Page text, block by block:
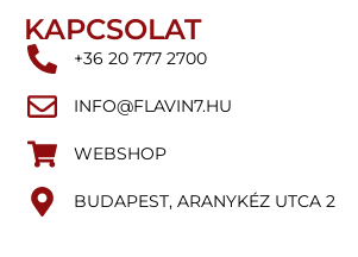
KAPCSOLAT
+36 20 777 2700
INFO@FLAVIN7.HU
WEBSHOP
BUDAPEST, ARANYKÉZ UTCA 2